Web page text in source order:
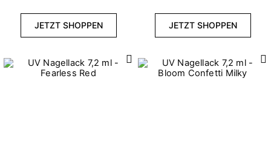
JETZT SHOPPEN JETZT SHOPPEN